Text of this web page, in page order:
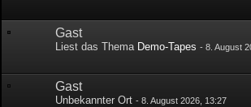
Gast
Liest das Thema Demo-Tapes -8. August
Gast
Unbekannter Ort-8. August 2026, 13:27